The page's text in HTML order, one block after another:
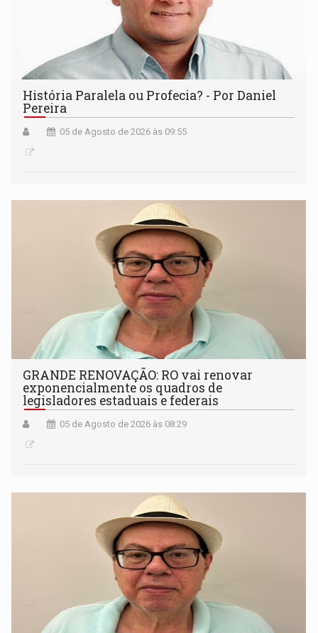
História Paralela ou Profecia? - Por Daniel
Pereira
05 de Agosto de 2026 às 09:55
GRANDE RENOVAÇÃO: RO vai renovar
exponencialmente os quadros de
legisladores estaduais e federais
05 de Agosto de 2026 às 08:29